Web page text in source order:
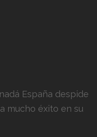
España despide
mucho éxito en su